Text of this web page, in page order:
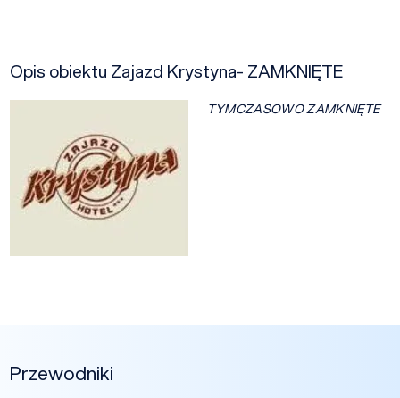
Opis obiektu Zajazd Krystyna- ZAMKNIĘTE
TYMCZASOWO ZAMKNIĘTE
Przewodniki